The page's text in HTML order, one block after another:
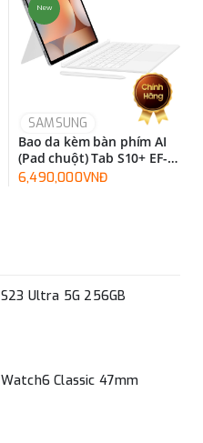
New
SAMSUNG
Bao da kèm bàn phím AI
(Pad chuột) Tab S10+ EF-
DX825UWEGWW
6,490,000VNĐ
Ultra 5G 256GB
Classic 47mm